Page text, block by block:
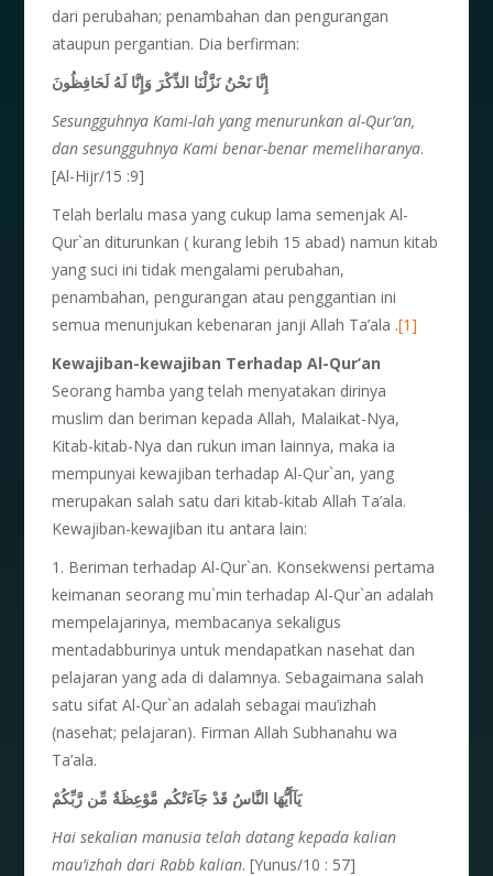
dari perubahan; penambahan dan pengurangan
ataupun pergantian. Dia berfirman:
إِنَّا نَحْنُ نَزَّلْنَا الذِّكْرَ وَإِنَّا لَهُ لَحَافِظُونَ
Sesungguhnya Kami-lah yang menurunkan al-Qur’an,
dan sesungguhnya Kami benar-benar memeliharanya.
[Al-Hijr/15 :9]
Telah berlalu masa yang cukup lama semenjak Al-
Qur`an diturunkan ( kurang lebih 15 abad) namun kitab
yang suci ini tidak mengalami perubahan,
penambahan, pengurangan atau penggantian ini
semua menunjukan kebenaran janji Allah Ta’ala .[1]
Kewajiban-kewajiban Terhadap Al-Qur’an
Seorang hamba yang telah menyatakan dirinya
muslim dan beriman kepada Allah, Malaikat-Nya,
Kitab-kitab-Nya dan rukun iman lainnya, maka ia
mempunyai kewajiban terhadap Al-Qur`an, yang
merupakan salah satu dari kitab-kitab Allah Ta’ala.
Kewajiban-kewajiban itu antara lain:
1. Beriman terhadap Al-Qur`an. Konsekwensi pertama
keimanan seorang mu`min terhadap Al-Qur`an adalah
mempelajarinya, membacanya sekaligus
mentadabburinya untuk mendapatkan nasehat dan
pelajaran yang ada di dalamnya. Sebagaimana salah
satu sifat Al-Qur`an adalah sebagai mau’izhah
(nasehat; pelajaran). Firman Allah Subhanahu wa
Ta’ala.
يَآأَيُّهَا النَّاسُ قَدْ جَآءَتْكُم مَّوْعِظَةٌ مِّن رَّبِّكُمْ
Hai sekalian manusia telah datang kepada kalian
mau’izhah dari Rabb kalian. [Yunus/10 : 57]